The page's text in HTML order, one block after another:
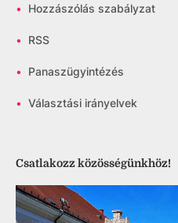
• Hozzászólás szabályzat
• RSS
• Panaszügyintézés
• Választási irányelvek
Csatlakozz közösségünkhöz!